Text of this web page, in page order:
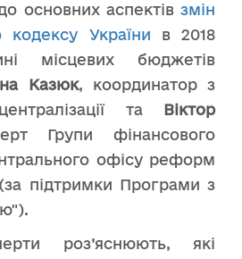
основних аспектів змін
кодексу України в 2018
місцевих бюджетів
Казюк, координатор з
та Віктор
Групи фінансового
офісу реформ
підтримки Програми з
роз’яснюють, які